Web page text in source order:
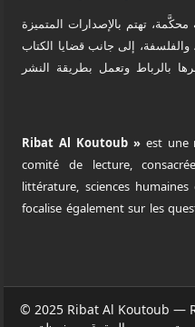
محكَّمة، تهتم بالإصدارات المتميزة
والفلسفة، إلى جانب قضايا الكتاب
بالرباط وتعمل بطريقة النشر
est une
comité de lecture,
littérature, sciences
focalise également sur les
© 2025 Ribat Al Koutoub —